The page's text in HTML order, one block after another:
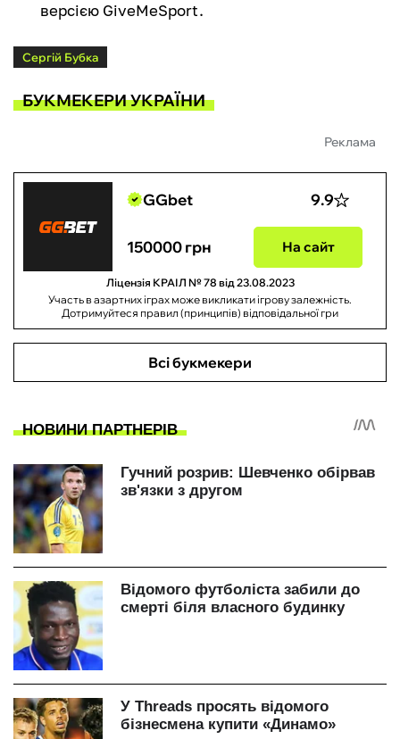
версією GiveMeSport.
Сергій Бубка
БУКМЕКЕРИ УКРАЇНИ
Реклама
GGbet 9.9
150000 грн На сайт
Ліцензія КРАІЛ № 78 від 23.08.2023
Участь в азартних іграх може викликати ігрову залежність.
Дотримуйтеся правил (принципів) відповідальної гри
Всі букмекери